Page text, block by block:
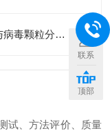
乳胶微粒标准物质在纳米药物、外泌体与病毒颗粒分析中的关键作
试、方法评价、质量
联系
顶部